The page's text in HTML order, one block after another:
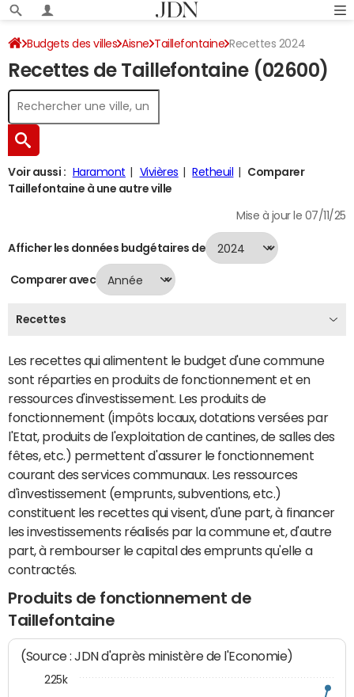
Budgets des villes Aisne Taillefontaine Recettes 2024
Recettes de Taillefontaine (02600)
Voir aussi : Haramont Vivières Retheuil
Comparer
Taillefontaine à une autre ville
Mise à jour le 07/11/25
Afficher les données budgétaires de
Comparer avec
Recettes
Les recettes qui alimentent le budget d'une commune
sont réparties en produits de fonctionnement et en
ressources d'investissement. Les produits de
fonctionnement (impôts locaux, dotations versées par
l'Etat, produits de l'exploitation de cantines, de salles des
fêtes, etc.) permettent d'assurer le fonctionnement
courant des services communaux. Les ressources
d'investissement (emprunts, subventions, etc.)
constituent les recettes qui visent, d'une part, à financer
les investissements réalisés par la commune et, d'autre
part, à rembourser le capital des emprunts qu'elle a
contractés.
Produits de fonctionnement de
Taillefontaine
(Source : JDN d'après ministère de l'Economie)
225k